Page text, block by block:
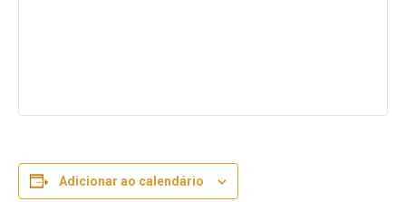
Adicionar ao calendário